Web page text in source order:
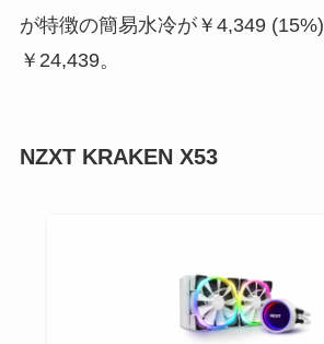
が特徴の簡易水冷が￥4,349 (15%)
￥24,439。
NZXT KRAKEN X53